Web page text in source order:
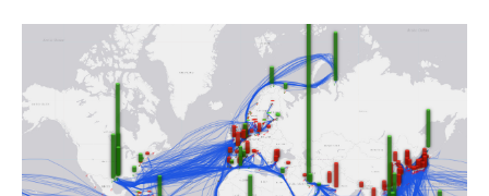
principale